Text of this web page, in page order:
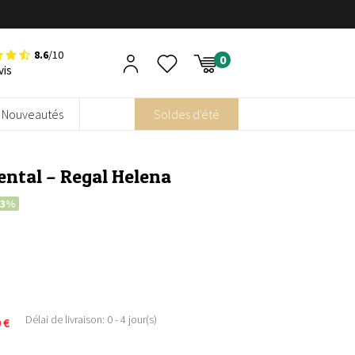
8.6/10
Nouveautés Soldes d'été
– Regal Helena
€ Délai de livraison: 0 - 4 jour(s)